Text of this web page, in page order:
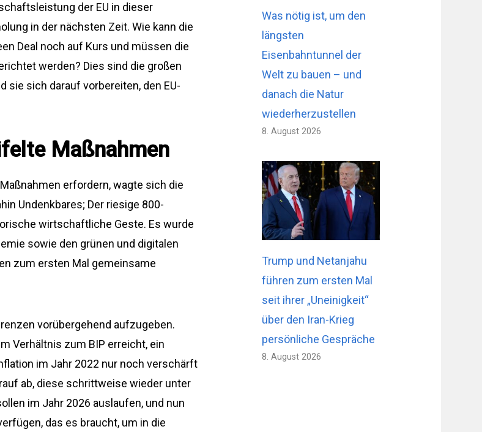
der EU in dieser
in der nächsten Zeit. Wie kann die
Deal noch auf Kurs und müssen die
werden? Dies sind die großen
sie sich darauf vorbereiten, den EU-
Maßnahmen
erfordern, wagte sich die
Undenkbares; Der riesige 800-
wirtschaftliche Geste. Es wurde
sowie den grünen und digitalen
zum ersten Mal gemeinsame
vorübergehend aufzugeben.
Verhältnis zum BIP erreicht, ein
im Jahr 2022 nur noch verschärft
ab, diese schrittweise wieder unter
im Jahr 2026 auslaufen, und nun
das es braucht, um in die
Was nötig ist, um den
längsten
Eisenbahntunnel der
Welt zu bauen – und
danach die Natur
wiederherzustellen
8. August 2026
Trump und Netanjahu
führen zum ersten Mal
seit ihrer „Uneinigkeit“
über den Iran-Krieg
persönliche Gespräche
8. August 2026